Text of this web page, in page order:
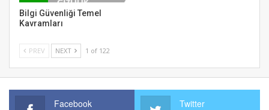
Bilgi Güvenliği Temel
Kavramları
PREV NEXT 1 of 122
Facebook Twitter